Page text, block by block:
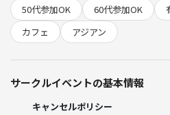
【注意事項】
勧誘、ナンパを目的とした参加はお断り
ます。申し訳ありません
50代参加OK
60代参加OK
カフェ
アジアン
サークルイベントの基本情報
キャンセルポリシー